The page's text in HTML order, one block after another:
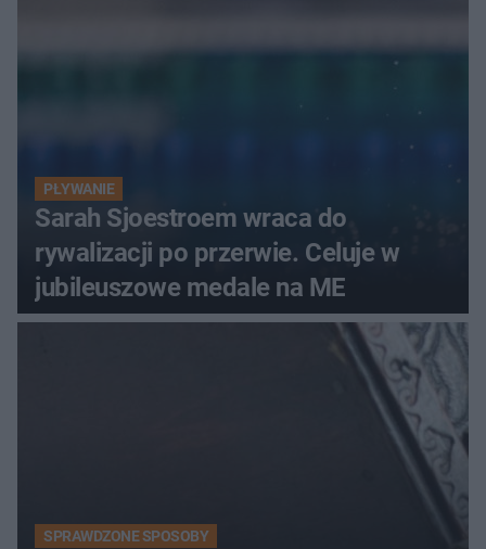
PŁYWANIE
Sarah Sjoestroem wraca do
rywalizacji po przerwie. Celuje w
jubileuszowe medale na ME
SPRAWDZONE SPOSOBY